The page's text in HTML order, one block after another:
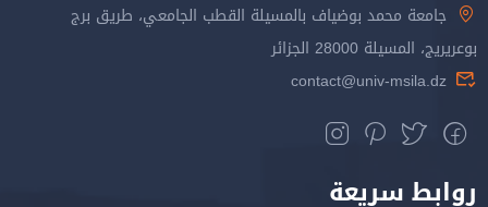
جامعة محمد بوضياف بالمسيلة القطب الجامعي، طريق برج
بوعريريج، المسيلة 28000 الجزائر
contact@univ-msila.dz
روابط سريعة